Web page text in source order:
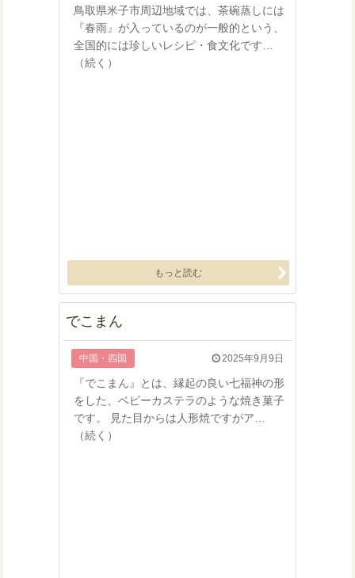
鳥取県米子市周辺地域では、茶碗蒸しには
『春雨』が入っているのが一般的という、
全国的には珍しいレシピ・食文化です…
（続く）
もっと読む
でこまん
中国・四国 2025年9月9日
『でこまん』とは、縁起の良い七福神の形
をした、ベビーカステラのような焼き菓子
です。 見た目からは人形焼ですがア…
（続く）